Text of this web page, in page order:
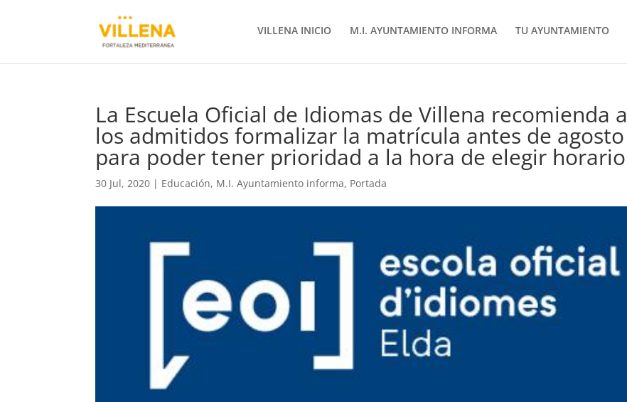
VILLENA INICIO M.I. AYUNTAMIENTO INFORMA TU AYUNTAMIENTO
La Escuela Oficial de Idiomas de Villena recomienda a
los admitidos formalizar la matrícula antes de agosto
para poder tener prioridad a la hora de elegir horario
30 Jul, 2020 | Educación, M.I. Ayuntamiento informa, Portada